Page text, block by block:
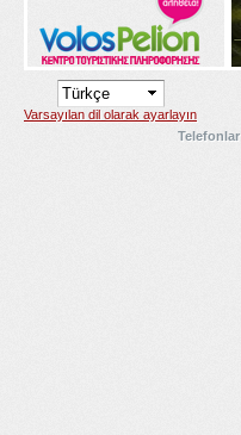
Varsayılan dil olarak ayarlayın
Telefonlar